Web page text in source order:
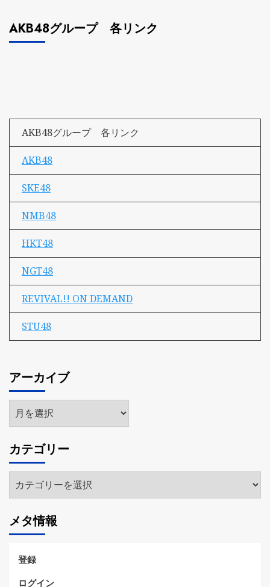
AKB48グループ 各リンク
AKB48グループ 各リンク
AKB48
SKE48
NMB48
HKT48
NGT48
REVIVAL!! ON DEMAND
STU48
アーカイブ
ア
ー
イ
ブ
カテゴリー
テ
リ
ー
メタ情報
登録
ログイン